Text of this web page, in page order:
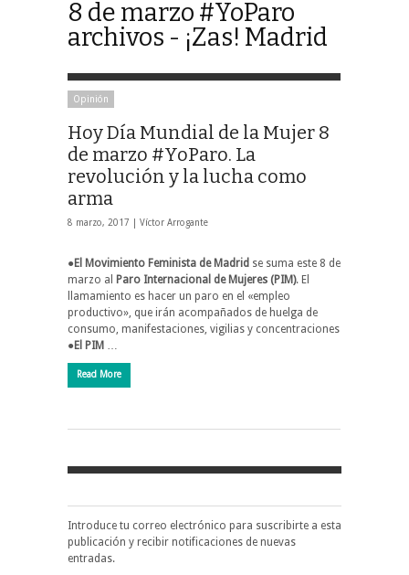
8 de marzo #YoParo
archivos - ¡Zas! Madrid
Opinión
Hoy Día Mundial de la Mujer 8
de marzo #YoParo. La
revolución y la lucha como
arma
8 marzo, 2017 | Víctor Arrogante
●El Movimiento Feminista de Madrid se suma este 8 de
marzo al Paro Internacional de Mujeres (PIM). El
llamamiento es hacer un paro en el «empleo
productivo», que irán acompañados de huelga de
consumo, manifestaciones, vigilias y concentraciones
●El PIM
Read More
Introduce tu correo electrónico para suscribirte a esta
publicación y recibir notificaciones de nuevas
entradas.